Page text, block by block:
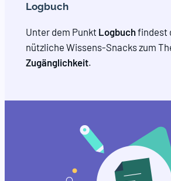
Logbuch
Unter dem Punkt Logbuchfindest
nützliche Wissens-Snacks zum
Zugänglichkeit.